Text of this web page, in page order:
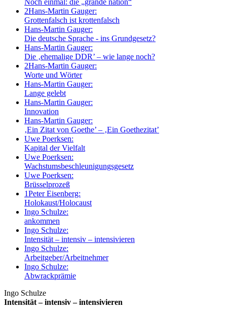
2Hans-Martin Gauger:
Grottenfalsch ist krottenfalsch
Hans-Martin Gauger:
Die deutsche Sprache - ins Grundgesetz?
Hans-Martin Gauger:
Die ‚ehemalige DDR’ – wie lange noch?
2Hans-Martin Gauger:
Worte und Wörter
Hans-Martin Gauger:
Lange gelebt
Hans-Martin Gauger:
Innovation
Hans-Martin Gauger:
‚Ein Zitat von Goethe’ – ‚Ein Goethezitat’
Uwe Poerksen:
Kapital der Vielfalt
Uwe Poerksen:
Wachstumsbeschleunigungsgesetz
Uwe Poerksen:
Brüsselprozeß
1Peter Eisenberg:
Holokaust/Holocaust
Ingo Schulze:
ankommen
Ingo Schulze:
Intensität – intensiv – intensivieren
Ingo Schulze:
Arbeitgeber/Arbeitnehmer
Ingo Schulze:
Abwrackprämie
Ingo Schulze
Intensität – intensiv – intensivieren